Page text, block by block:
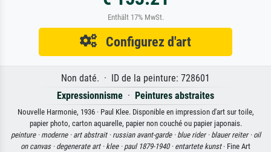
Enthält 17% MwSt.
Configurez d'art
Non daté. · ID de la peinture: 728601
Expressionnisme · Peintures abstraites
Nouvelle Harmonie, 1936 · Paul Klee. Disponible en impression d'art sur toile,
papier photo, carton aquarelle, papier non couché ou papier japonais.
peinture · moderne · art abstrait · russian avant-garde · blue rider · blauer reiter · oil
on canvas · degenerate art · klee · paul 1879-1940 · entartete kunst· Fine Art